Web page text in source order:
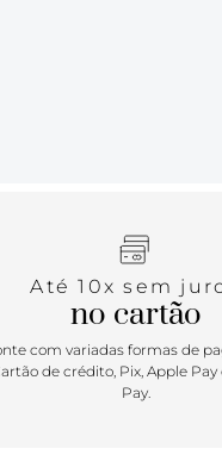
Até 10x sem
no cartão
com variadas formas de
de crédito, Pix, Apple Pay
Pay.